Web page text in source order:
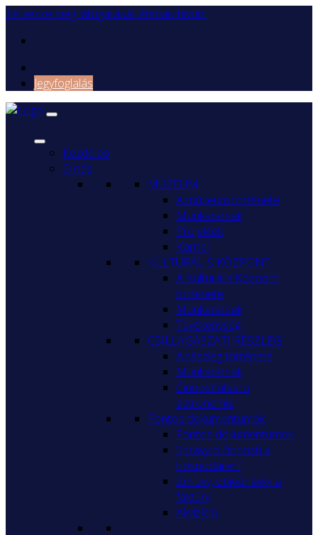
Tervezze meg látogatásátWebarchívum
Jegyfoglalás
Kezdőlap
O nás
MÚZEUM
A múzeum története
Munkatársak
Projektek
Karrier
KULTURÁLIS KÖZPONT
A Kulturális Központ
története
Munkatársak
Tevékenység
CSILLAGÁSZATI RÉSZLEG
A részleg története
Munkatársak
Činnosť útvaru
astronómie
Fontos dokumentumok
Fontos dokumentumok
Správy o činnosti a
hospodárení
Zmluvy, objednávky a
faktúry
Akvizícia